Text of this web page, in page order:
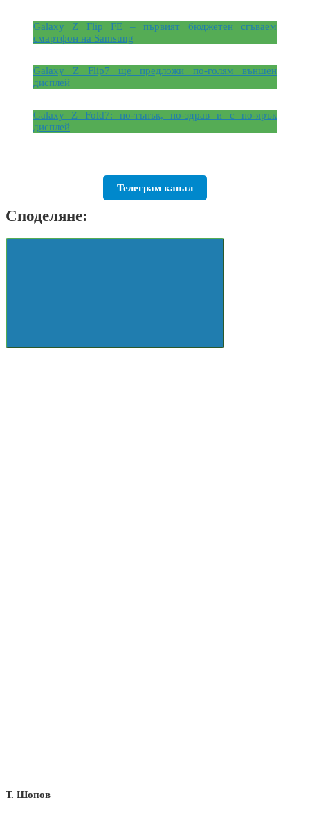
Galaxy Z Flip FE – първият бюджетен сгъваем
смартфон на Samsung
Galaxy Z Flip7 ще предложи по-голям външен
дисплей
Galaxy Z Fold7: по-тънък, по-здрав и с по-ярък
дисплей
Телеграм канал
Споделяне:
Т. Шопов